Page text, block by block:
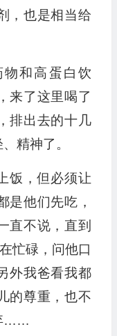
，也是相当给
物和高蛋白饮
来了这里喝了
排出去的十几
精神了。
饭，但必须让
是他们先吃，
直不说，直到
忙碌，问他口
外我爸看我都
的尊重，也不
……